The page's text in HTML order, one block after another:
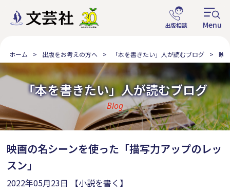
ホーム 出版をお考えの方へ 「本を書きたい」人が読むブログ 映
「本を書きたい」人が読むブログ
Blog
映画の名シーンを使った「描写力アップのレッ
スン」
2022年05月23日 【小説を書く】